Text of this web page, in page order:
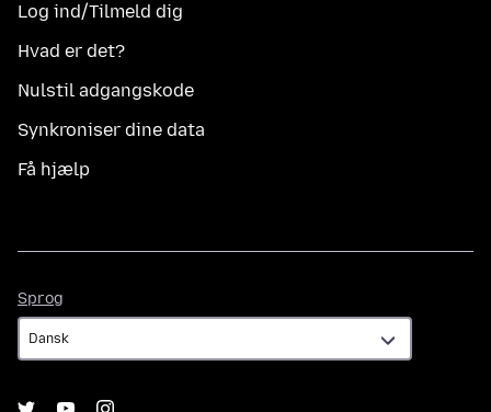
Log ind/Tilmeld dig
Hvad er det?
Nulstil adgangskode
Synkroniser dine data
Få hjælp
Sprog